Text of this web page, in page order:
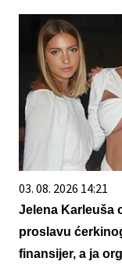
03. 08. 2026 14:21
Jelena Karleuša
proslavu
finansijer, a ja